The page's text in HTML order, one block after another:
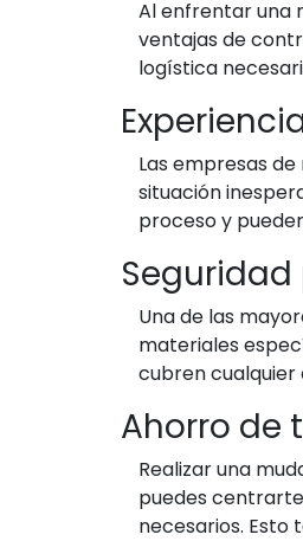
Al enfrentar una
ventajas de
logística
Las empresas
situación
proceso y
Una de las
materiales
cubren cualquier
Ahorro de
Realizar una
puedes
necesarios. Esto